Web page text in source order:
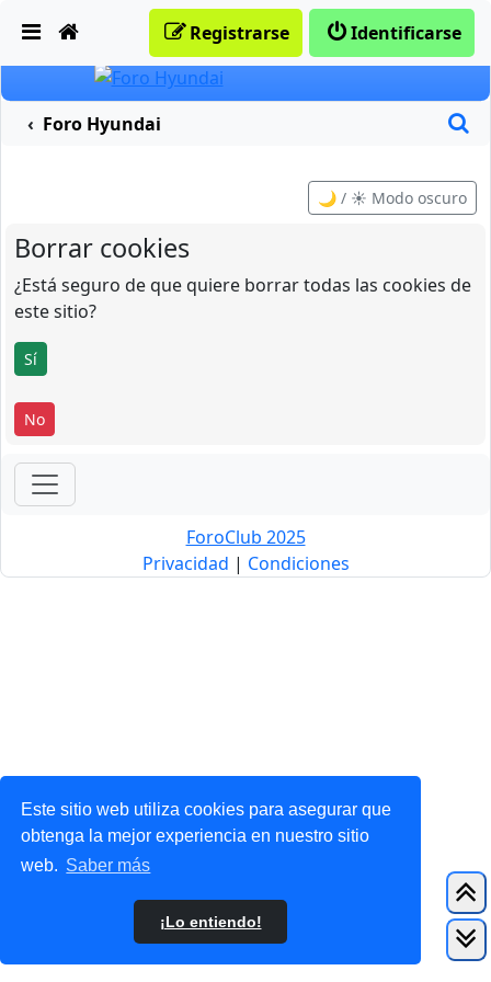
Este sitio web utiliza cookies para asegurar que
obtenga la mejor experiencia en nuestro sitio
web. Saber más
¡Lo entiendo!
Identificarse
Registrarse
Foro Hyundai
🌙 / ☀️ Modo oscuro
Borrar cookies
¿Está seguro de que quiere borrar todas las cookies de
este sitio?
ForoClub 2025
Privacidad | Condiciones